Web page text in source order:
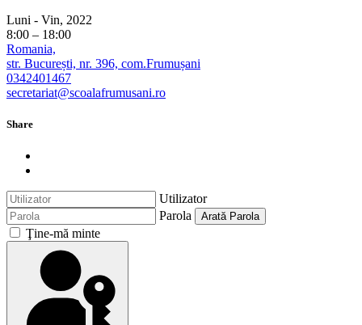
Luni - Vin, 2022
8:00 – 18:00
Romania,
str. București, nr. 396, com.Frumușani
0342401467
secretariat@scoalafrumusani.ro
Share
Utilizator
Parola
Arată Parola
Ţine-mă minte